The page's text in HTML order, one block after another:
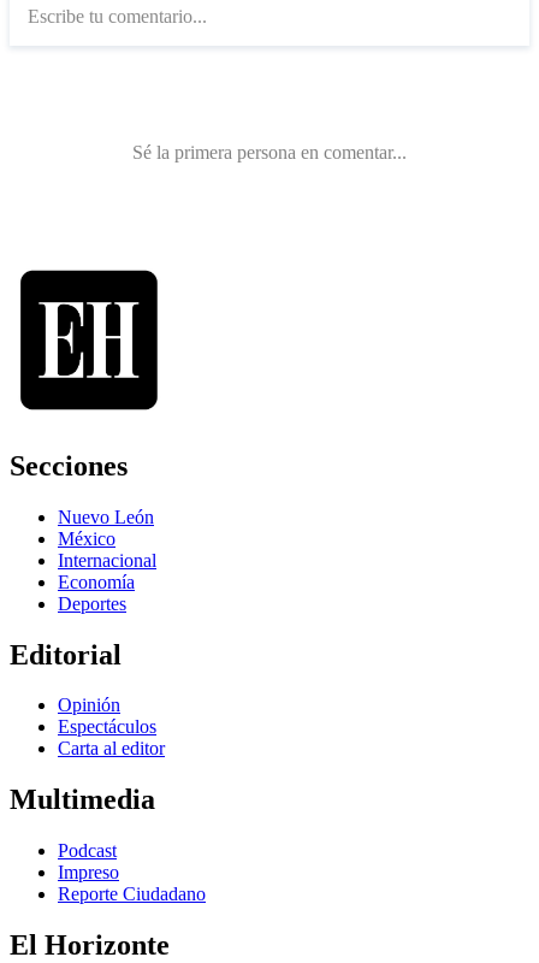
Secciones
Nuevo León
México
Internacional
Economía
Deportes
Editorial
Opinión
Espectáculos
Carta al editor
Multimedia
Podcast
Impreso
Reporte Ciudadano
El Horizonte